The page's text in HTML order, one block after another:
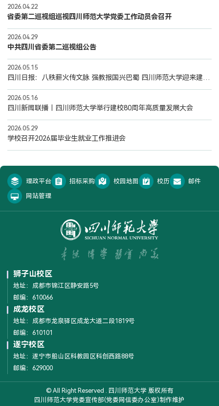
2026.04.22
省委第二巡视组巡视四川师范大学党委工作动员会召开
2026.04.29
中共四川省委第二巡视组公告
2026.05.15
四川日报：八秩薪火传文脉 强教报国兴巴蜀 四川师范大学迎来建校80周年
2026.05.16
四川新闻联播丨四川师范大学举行建校80周年高质量发展大会
2026.05.29
学校召开2026届毕业生就业工作推进会
理政平台 招标采购 校园地图 校历 邮件
网站管理
狮子山校区
地址：成都市锦江区静安路5号
邮编：610066
成龙校区
地址：成都市龙泉驿区成龙大道二段1819号
邮编：610101
遂宁校区
地址：遂宁市船山区科教园区科创西路88号
邮编：629000
© All Right Reserved . 四川师范大学 版权所有
四川师范大学党委宣传部(党委网信委办公室)制作维护